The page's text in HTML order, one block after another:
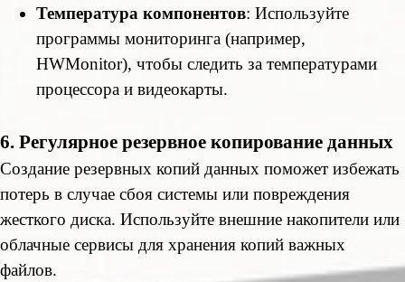
Температура компонентов: Используйте
программы мониторинга (например,
HWMonitor), чтобы следить за температурами
процессора и видеокарты.
6. Регулярное резервное копирование данных
Создание резервных копий данных поможет избежать
потерь в случае сбоя системы или повреждения
жесткого диска. Используйте внешние накопители или
облачные сервисы для хранения копий важных
файлов.